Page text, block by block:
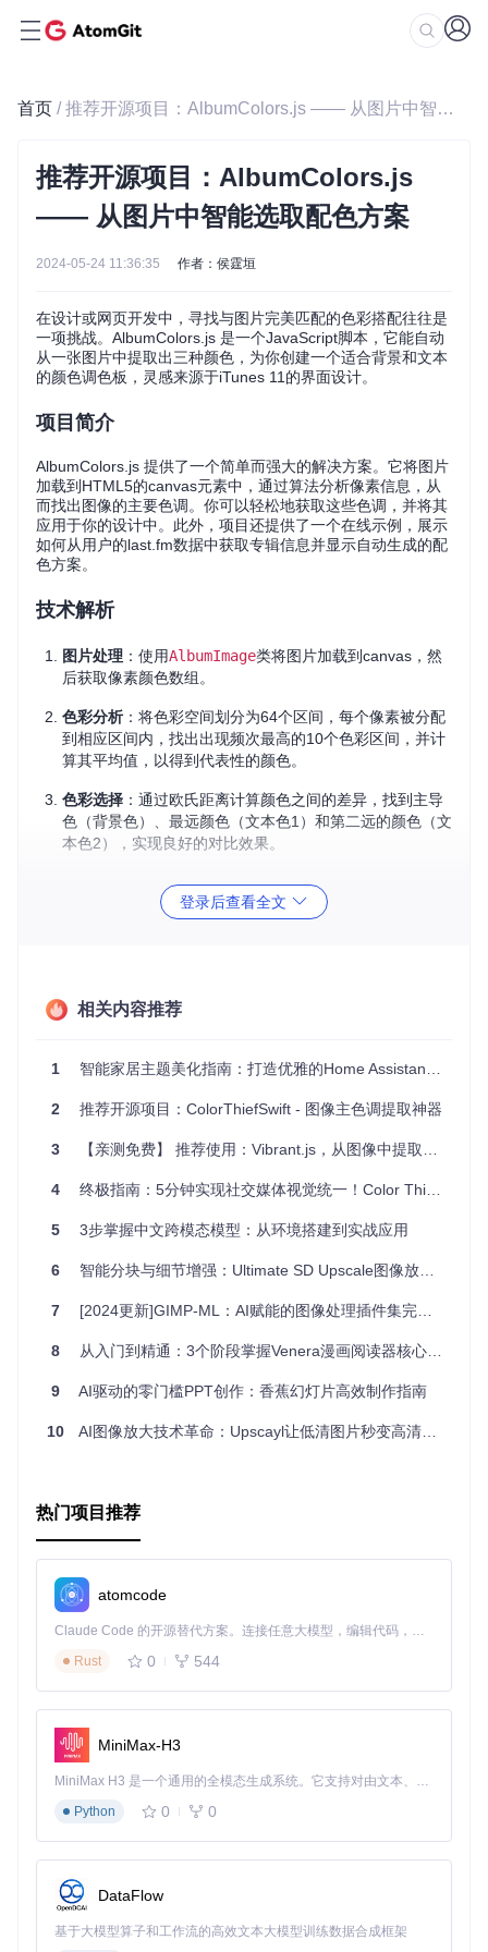
首页 / 推荐开源项目：AlbumColors.js —— 从图片中智能选取配色方案
推荐开源项目：AlbumColors.js
—— 从图片中智能选取配色方案
2024-05-24 11:36:35 作者：侯霆垣
在设计或网页开发中，寻找与图片完美匹配的色彩搭配往往是
一项挑战。AlbumColors.js 是一个JavaScript脚本，它能自动
从一张图片中提取出三种颜色，为你创建一个适合背景和文本
的颜色调色板，灵感来源于iTunes 11的界面设计。
项目简介
AlbumColors.js 提供了一个简单而强大的解决方案。它将图片
加载到HTML5的canvas元素中，通过算法分析像素信息，从
而找出图像的主要色调。你可以轻松地获取这些色调，并将其
应用于你的设计中。此外，项目还提供了一个在线示例，展示
如何从用户的last.fm数据中获取专辑信息并显示自动生成的配
色方案。
技术解析
图片处理 ：使用AlbumImage类将图片加载到canvas，然
后获取像素颜色数组。
色彩分析：将色彩空间划分为64个区间，每个像素被分配
到相应区间内，找出出现频次最高的10个色彩区间，并计
算其平均值，以得到代表性的颜色。
色彩选择 ：通过欧氏距离计算颜色之间的差异，找到主导
色（背景色）、最远颜色（文本色1）和第二远的颜色（文
本色2），实现良好的对比效果。
设计工具，帮助设计师快速生成初步的设计概念。
数据可视化应用，将图表颜色与相关图像进行协调。
项目特点
智能化：自动从图片中选取代表性的三种颜色，无需手动操
适应性强：可配合任何提供图片URL的系统使用，只需一行
跨域支持：通过简单的图像代理服务解决跨域问题。
许可证友好 ：采用University of Illinois/NCSA 开源许可
许自由使用和修改。
要开始使用AlbumColors.js，只需按照readme中的示例代码，
让你的工作变得更加轻松且富有创意。
尝试一下这个在线演示，看看它如何为你的音乐品味赋予色彩
登录后查看全文
相关内容推荐
1 智能家居主题美化指南：打造优雅的Home Assistant界面
2 推荐开源项目：ColorThiefSwift - 图像主色调提取神器
3 【亲测免费】 推荐使用：Vibrant.js，从图像中提取生动色彩的神器
4 终极指南：5分钟实现社交媒体视觉统一！Color Thief自动配色方案详解
5 3步掌握中文跨模态模型：从环境搭建到实战应用
6 智能分块与细节增强：Ultimate SD Upscale图像放大技术指南
7 [2024更新]GIMP-ML：AI赋能的图像处理插件集完全指南
8 从入门到精通：3个阶段掌握Venera漫画阅读器核心能力
9 AI驱动的零门槛PPT创作：香蕉幻灯片高效制作指南
10 AI图像放大技术革命：Upscayl让低清图片秒变高清的完整指南
热门项目推荐
atomcode
Claude Code 的开源替代方案。连接任意大模型，编辑代码，运行命令，自动验证 — 全自动执行。用 Rust 构建，极致性能。 ｜ An open-source alternative to Claude Code. Connect any LLM, edit code, run commands, and verify changes — autonomously. Built in Rust for speed. Get Started
Rust
0 544
MiniMax-H3
MiniMax H3 是一个通用的全模态生成系统。它支持对由文本、图像、视频和音频组成的多模态上下文进行统一理解，并能生成分辨率高达 2K、时长可达 15 秒的带原生立体声音频的视频。得益于面向任务泛化的系统设计，H3 在预训练阶段就已具备广泛的多模态上下文理解与生成能力，能够出色地执行复杂的多模态指令。
Python
0 0
DataFlow
基于大模型算子和工作流的高效文本大模型训练数据合成框架